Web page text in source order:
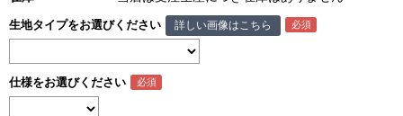
生地タイプをお選びください 詳しい画像はこちら
仕様をお選びください